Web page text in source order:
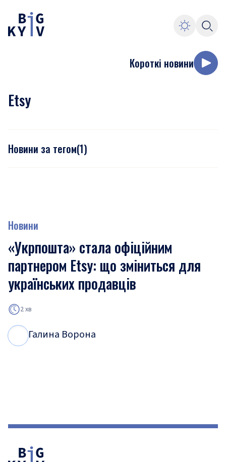
Короткі новини
Etsy
Новини за тегом(1)
Новини
«Укрпошта» стала офіційним
партнером Etsy: що зміниться для
українських продавців
2 хв
Галина Ворона